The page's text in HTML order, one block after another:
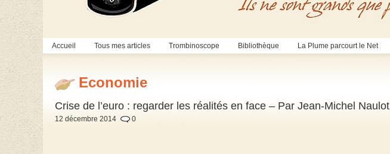
Accueil Tous mes articles Trombinoscope Bibliothèque La Plume parcourt le Net
Economie
Crise de l’euro : regarder les réalités en face – Par Jean-Michel Naulot
12 décembre 2014 0